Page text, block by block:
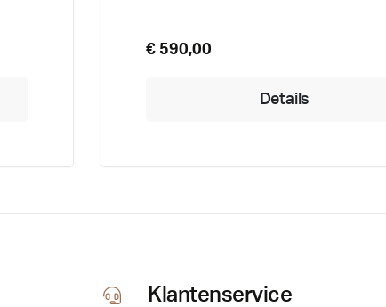
€ 590,00
Details
Klantenservice